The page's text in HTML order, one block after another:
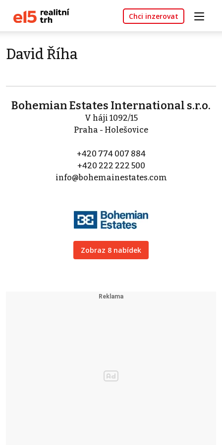
Chci inzerovat
David Říha
Bohemian Estates International s.r.o.
V háji 1092/15
Praha - Holešovice
+420 774 007 884
+420 222 222 500
info@bohemainestates.com
Zobraz 8 nabídek